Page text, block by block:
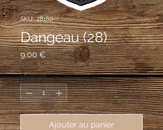
SKU : 28160-
Dangeau (28)
9,00 €Prix
Quantité *
Ajouter au panier